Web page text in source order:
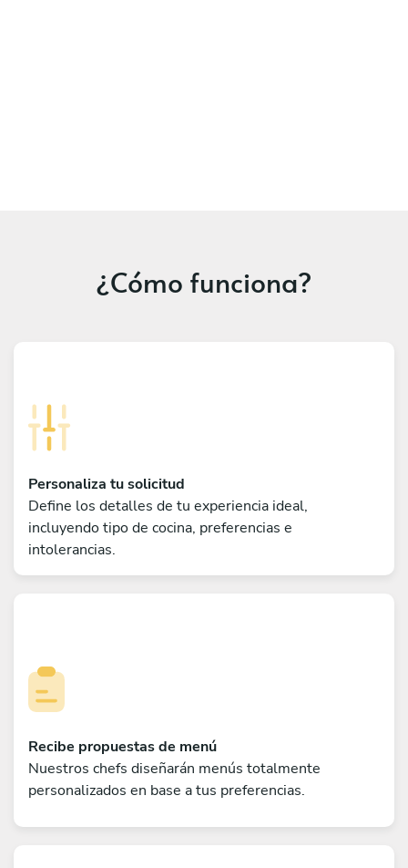
¿Cómo funciona?
Personaliza tu solicitud
Define los detalles de tu experiencia ideal,
incluyendo tipo de cocina, preferencias e
intolerancias.
Recibe propuestas de menú
Nuestros chefs diseñarán menús totalmente
personalizados en base a tus preferencias.